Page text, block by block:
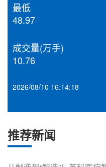
最低
48.97
成交量(万手)
10.76
2026/08/10 16:14:18
推荐新闻